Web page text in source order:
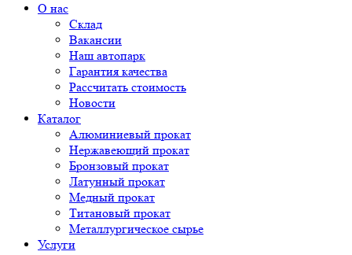
О нас
Склад
Вакансии
Наш автопарк
Гарантия качества
Рассчитать стоимость
Новости
Каталог
Алюминиевый прокат
Нержавеющий прокат
Бронзовый прокат
Латунный прокат
Медный прокат
Титановый прокат
Металлургическое сырье
Услуги